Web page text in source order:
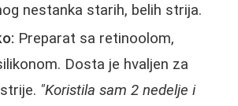
nestanka starih, belih strija.
Preparat sa retinoolom,
Dosta je hvaljen za
"Koristila sam 2 nedelje i